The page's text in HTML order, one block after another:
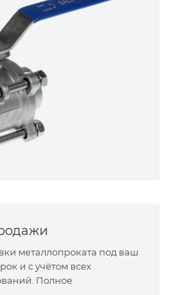
металлопроката под ваш
и с учётом всех
Полное